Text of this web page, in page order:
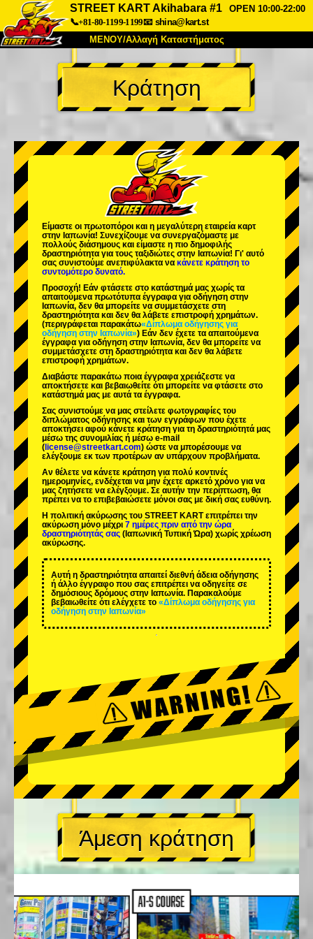
STREET KART Akihabara #1
OPEN 10:00-22:00
📞+81-80-1199-1199📧 shina@kart.st
ΜΕΝΟΥ/Αλλαγή Καταστήματος
ΚΥΡΙΩΣ
Σχετικά Προδιαγραφές Τιμές
Συχνές Ερωτήσεις
Εταιρεία Κράτηση
Αλλαγή Καταστήματος
Τόκιο Σινάγαουα #1 Τόκιο Ακίχαμπαρα #1
Τόκιο Ακίχαμπαρα #2
Τόκιο Σιμπούγια Annex Τόκιο Κόλπος
Τόκιο Ασακούσα Οσάκα
Κράτηση
Είμαστε οι πρωτοπόροι και η μεγαλύτερη εταιρεία καρτ
στην Ιαπωνία! Συνεχίζουμε να συνεργαζόμαστε με
πολλούς διάσημους και είμαστε η πιο δημοφιλής
δραστηριότητα για τους ταξιδιώτες στην Ιαπωνία! Γι' αυτό
σας συνιστούμε ανεπιφύλακτα να κάνετε κράτηση το
συντομότερο δυνατό.
Προσοχή! Εάν φτάσετε στο κατάστημά μας χωρίς τα
απαιτούμενα πρωτότυπα έγγραφα για οδήγηση στην
Ιαπωνία, δεν θα μπορείτε να συμμετάσχετε στη
δραστηριότητα και δεν θα λάβετε επιστροφή χρημάτων.
(περιγράφεται παρακάτω«Δίπλωμα οδήγησης για
οδήγηση στην Ιαπωνία») Εάν δεν έχετε τα απαιτούμενα
έγγραφα για οδήγηση στην Ιαπωνία, δεν θα μπορείτε να
συμμετάσχετε στη δραστηριότητα και δεν θα λάβετε
επιστροφή χρημάτων.
Διαβάστε παρακάτω ποια έγγραφα χρειάζεστε να
αποκτήσετε και βεβαιωθείτε ότι μπορείτε να φτάσετε στο
κατάστημά μας με αυτά τα έγγραφα.
Σας συνιστούμε να μας στείλετε φωτογραφίες του
διπλώματος οδήγησης και των εγγράφων που έχετε
αποκτήσει αφού κάνετε κράτηση για τη δραστηριότητά μας
μέσω της συνομιλίας ή μέσω e-mail
( license@streetkart.com) ώστε να μπορέσουμε να
ελέγξουμε εκ των προτέρων αν υπάρχουν προβλήματα.
Αν θέλετε να κάνετε κράτηση για πολύ κοντινές
ημερομηνίες, ενδέχεται να μην έχετε αρκετό χρόνο για να
μας ζητήσετε να ελέγξουμε. Σε αυτήν την περίπτωση, θα
πρέπει να το επιβεβαιώσετε μόνοι σας με δική σας ευθύνη.
Η πολιτική ακύρωσης του STREET KART επιτρέπει την
ακύρωση μόνο μέχρι 7 ημέρες πριν από την ώρα
δραστηριότητάς σας (Ιαπωνική Τυπική Ώρα) χωρίς χρέωση
ακύρωσης.
Αυτή η δραστηριότητα απαιτεί διεθνή άδεια οδήγησης
ή άλλο έγγραφο που σας επιτρέπει να οδηγείτε σε
δημόσιους δρόμους στην Ιαπωνία. Παρακαλούμε
βεβαιωθείτε ότι ελέγχετε το «Δίπλωμα οδήγησης για
οδήγηση στην Ιαπωνία»
Άμεση κράτηση